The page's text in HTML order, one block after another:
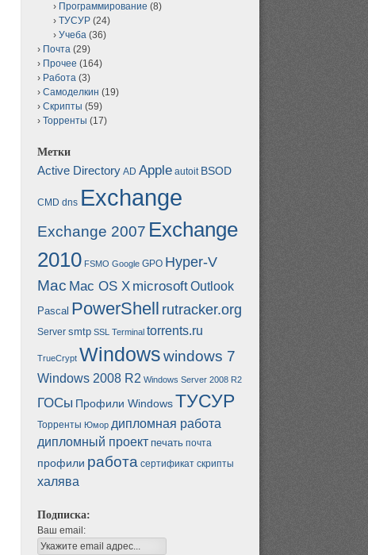
Программирование (8)
ТУСУР (24)
Учеба (36)
Почта (29)
Прочее (164)
Работа (3)
Самоделкин (19)
Скрипты (59)
Торренты (17)
Метки
Active Directory AD Apple autoit BSOD
CMD dns Exchange
Exchange 2007 Exchange
2010 FSMO Google GPO Hyper-V
Mac Mac OS X microsoftOutlook
Pascal PowerShell rutracker.org
Server smtp SSL Terminal torrents.ru
TrueCrypt Windowswindows 7
Windows 2008 R2 Windows Server 2008 R2
ГОСы Профили WindowsТУСУР
Торренты Юмор дипломная работа
дипломный проект печать почта
профили работа сертификат скрипты
халява
Подписка:
Ваш email: